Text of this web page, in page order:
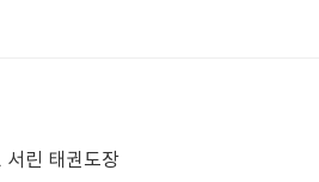
서린 태권도장